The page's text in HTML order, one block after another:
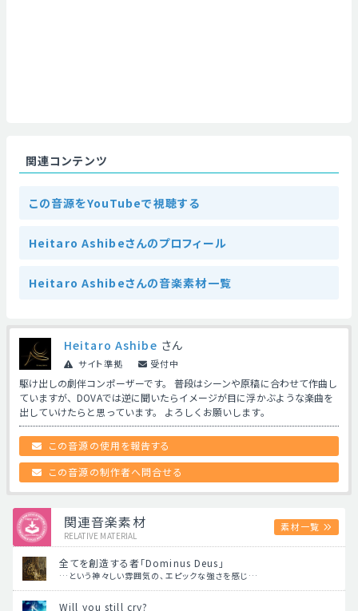
関連コンテンツ
この音源をYouTubeで視聴する
Heitaro Ashibeさんのプロフィール
Heitaro Ashibeさんの音楽素材一覧
Heitaro Ashibe さん
サイト準拠 受付中
駆け出しの劇伴コンポーザーです。 普段はシーンや原稿に合わせて作曲し
ていますが、DOVAでは逆に聞いたらイメージが目に浮かぶような楽曲を
出していけたらと思っています。 よろしくお願いします。
この音源の使用を報告する
この音源の制作者へ問合せる
関連音楽素材
RELATIVE MATERIAL
素材一覧
全てを創造する者「Dominus Deus」
…という神々しい雰囲気の、エピックな強さを感じ…
Will you still cry?